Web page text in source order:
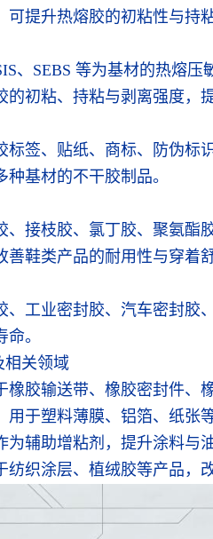
可提升热熔胶的初粘性与持
、SEBS 等为基材的热熔
的初粘、持粘与剥离强度，
标签、贴纸、商标、防伪标
基材的不干胶制品。
、接枝胶、氯丁胶、聚氨酯
善鞋类产品的耐用性与穿着舒
、工业密封胶、汽车密封胶
。
相关领域
橡胶输送带、橡胶密封件、
用于塑料薄膜、铝箔、纸张
为辅助增粘剂，提升涂料与
纺织涂层、植绒胶等产品，